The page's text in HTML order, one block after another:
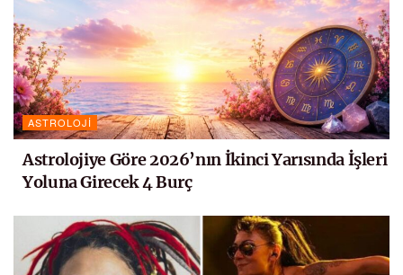
ASTROLOJI
Astrolojiye Göre 2026’nın İkinci Yarısında İşleri
Yoluna Girecek 4 Burç